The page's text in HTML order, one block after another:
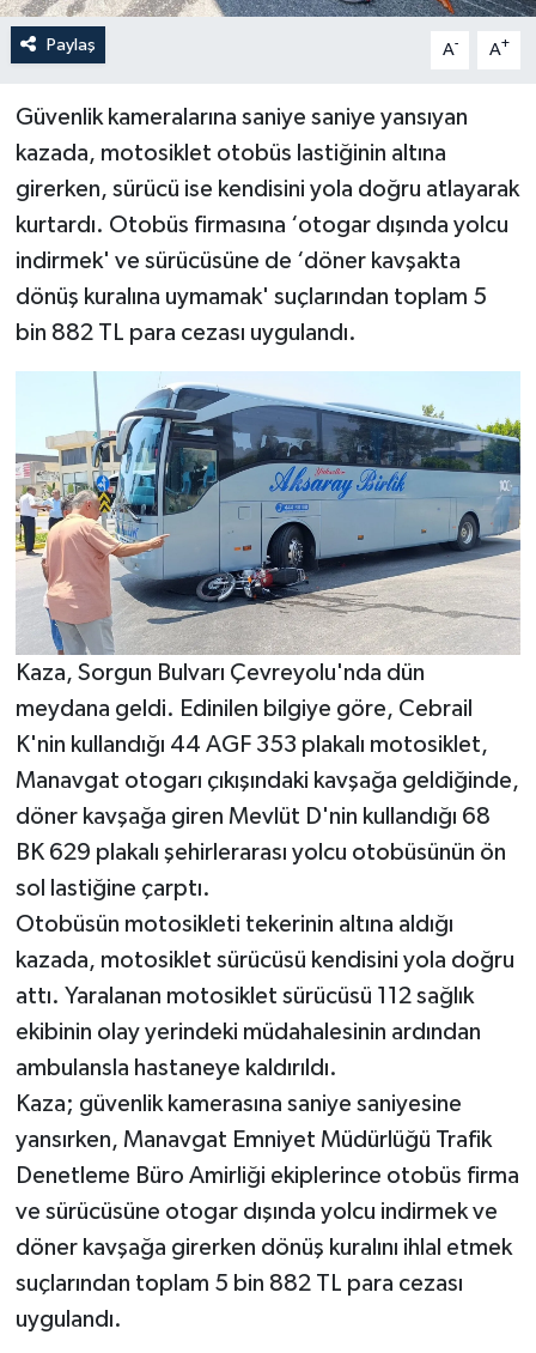
Paylaş A- A+
Güvenlik kameralarına saniye saniye yansıyan
kazada, motosiklet otobüs lastiğinin altına
girerken, sürücü ise kendisini yola doğru atlayarak
kurtardı. Otobüs firmasına ‘otogar dışında yolcu
indirmek' ve sürücüsüne de ‘döner kavşakta
dönüş kuralına uymamak' suçlarından toplam 5
bin 882 TL para cezası uygulandı.
Kaza, Sorgun Bulvarı Çevreyolu'nda dün
meydana geldi. Edinilen bilgiye göre, Cebrail
K'nin kullandığı 44 AGF 353 plakalı motosiklet,
Manavgat otogarı çıkışındaki kavşağa geldiğinde,
döner kavşağa giren Mevlüt D'nin kullandığı 68
BK 629 plakalı şehirlerarası yolcu otobüsünün ön
sol lastiğine çarptı.
Otobüsün motosikleti tekerinin altına aldığı
kazada, motosiklet sürücüsü kendisini yola doğru
attı. Yaralanan motosiklet sürücüsü 112 sağlık
ekibinin olay yerindeki müdahalesinin ardından
ambulansla hastaneye kaldırıldı.
Kaza; güvenlik kamerasına saniye saniyesine
yansırken, Manavgat Emniyet Müdürlüğü Trafik
Denetleme Büro Amirliği ekiplerince otobüs firma
ve sürücüsüne otogar dışında yolcu indirmek ve
döner kavşağa girerken dönüş kuralını ihlal etmek
suçlarından toplam 5 bin 882 TL para cezası
uygulandı.
Öğle Bülteni
Siyaset
Sosyal medya
Spor
Teknoloji
Televizyon
Turizm
Yaşam